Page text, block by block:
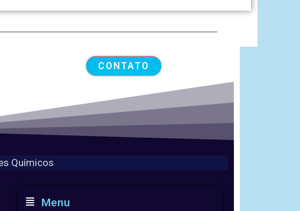
CONTATO
Químicos
Menu